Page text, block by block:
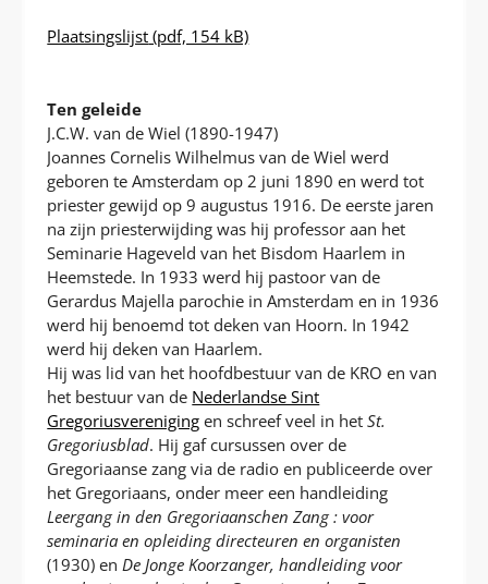
Plaatsingslijst (pdf, 154 kB)
Ten geleide
J.C.W. van de Wiel (1890-1947)
Joannes Cornelis Wilhelmus van de Wiel werd
geboren te Amsterdam op 2 juni 1890 en werd tot
priester gewijd op 9 augustus 1916. De eerste jaren
na zijn priesterwijding was hij professor aan het
Seminarie Hageveld van het Bisdom Haarlem in
Heemstede. In 1933 werd hij pastoor van de
Gerardus Majella parochie in Amsterdam en in 1936
werd hij benoemd tot deken van Hoorn. In 1942
werd hij deken van Haarlem.
Hij was lid van het hoofdbestuur van de KRO en van
het bestuur van de Nederlandse Sint
Gregoriusvereniging en schreef veel in hetSt.
Gregoriusblad. Hij gaf cursussen over de
Gregoriaanse zang via de radio en publiceerde over
het Gregoriaans, onder meer een handleiding
Leergang in den Gregoriaanschen Zang : voor
seminaria en opleiding directeuren en organisten
(1930) en De Jonge Koorzanger, handleiding voor